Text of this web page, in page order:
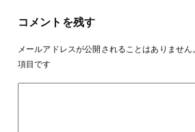
コメントを残す
メールアドレスが公開されることはありません。
項目です